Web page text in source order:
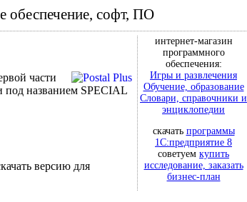
обеспечение, софт, ПО
части
под названием SPECIAL
версию для
интернет-магазин
программного
обеспечения:
Игры и развлечения
Обучение, образование
Словари, справочники и
энциклопедии
скачать программы
1С:предприятие 8
советуем купить
исследование, заказать
бизнес-план